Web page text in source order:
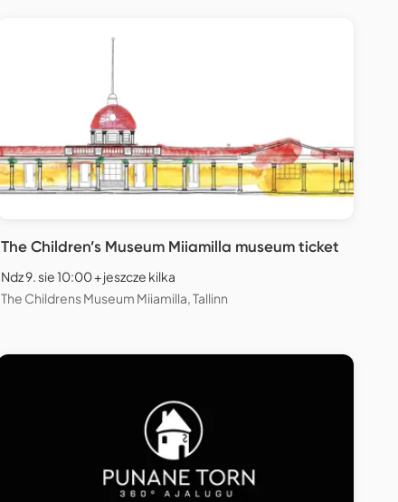
The Children’s Museum Miiamilla museum ticket
Ndz 9. sie 10:00 + jeszcze kilka
The Childrens Museum Miiamilla, Tallinn